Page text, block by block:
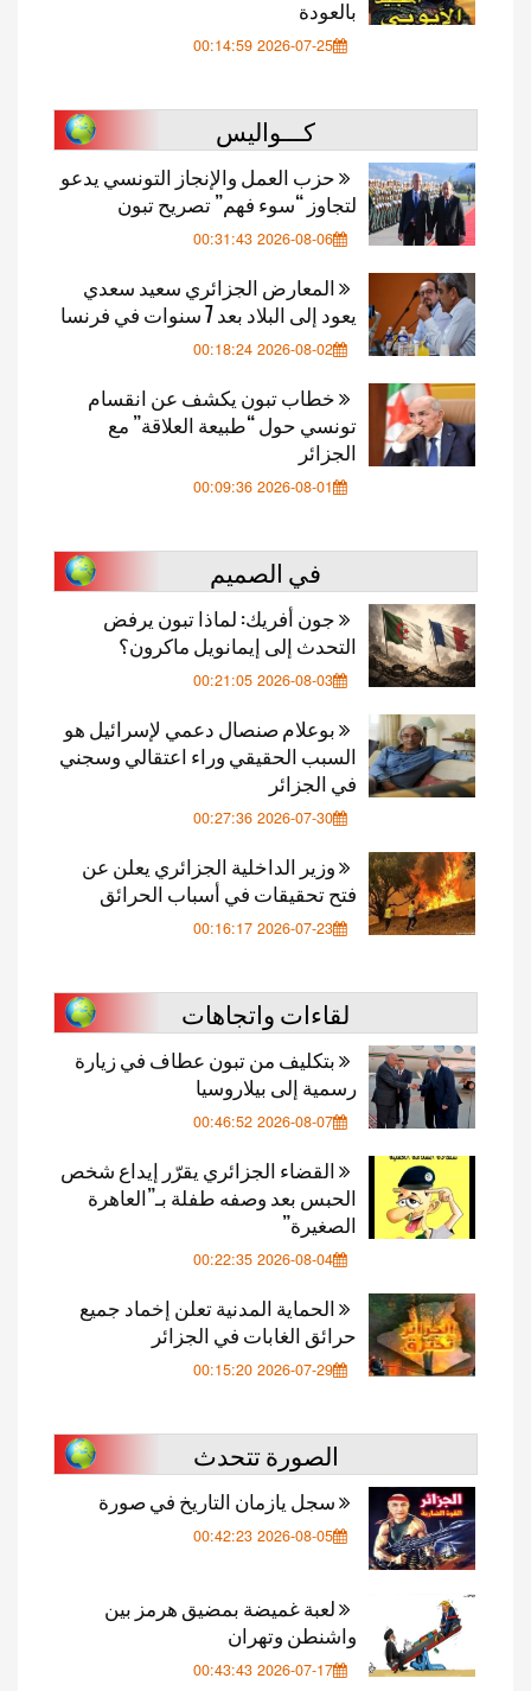
بالعودة
2026-07-25 00:14:59
كـــواليس
حزب العمل والإنجاز التونسي يدعو
لتجاوز “سوء فهم” تصريح تبون
2026-08-06 00:31:43
المعارض الجزائري سعيد سعدي
يعود إلى البلاد بعد 7 سنوات في فرنسا
2026-08-02 00:18:24
خطاب تبون يكشف عن انقسام
تونسي حول “طبيعة العلاقة” مع
الجزائر
2026-08-01 00:09:36
في الصميم
جون أفريك: لماذا تبون يرفض
التحدث إلى إيمانويل ماكرون؟
2026-08-03 00:21:05
بوعلام صنصال دعمي لإسرائيل هو
السبب الحقيقي وراء اعتقالي وسجني
في الجزائر
2026-07-30 00:27:36
وزير الداخلية الجزائري يعلن عن
فتح تحقيقات في أسباب الحرائق
2026-07-23 00:16:17
لقاءات واتجاهات
بتكليف من تبون عطاف في زيارة
رسمية إلى بيلاروسيا
2026-08-07 00:46:52
القضاء الجزائري يقرّر إيداع شخص
الحبس بعد وصفه طفلة بـ”العاهرة
الصغيرة”
2026-08-04 00:22:35
الحماية المدنية تعلن إخماد جميع
حرائق الغابات في الجزائر
2026-07-29 00:15:20
الصورة تتحدث
سجل يازمان التاريخ في صورة
2026-08-05 00:42:23
لعبة غميضة بمضيق هرمز بين
واشنطن وتهران
2026-07-17 00:43:43